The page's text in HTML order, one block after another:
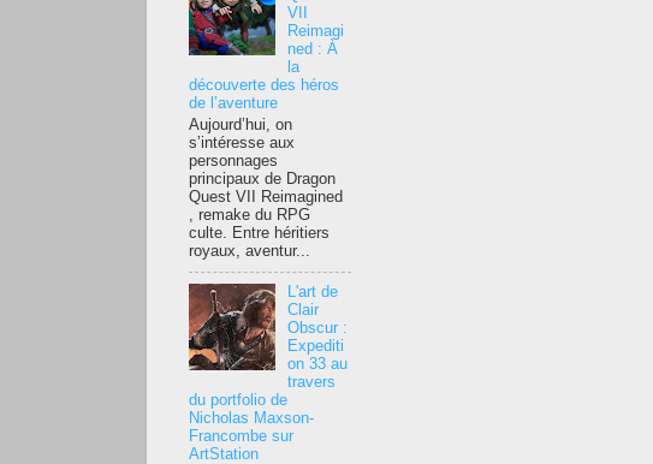
VII
Reimagi
ned : À
la
découverte des héros
de l’aventure
Aujourd’hui, on
s’intéresse aux
personnages
principaux de Dragon
Quest VII Reimagined
, remake du RPG
culte. Entre héritiers
royaux, aventur...
L'art de
Clair
Obscur :
Expediti
on 33 au
travers
du portfolio de
Nicholas Maxson-
Francombe sur
ArtStation